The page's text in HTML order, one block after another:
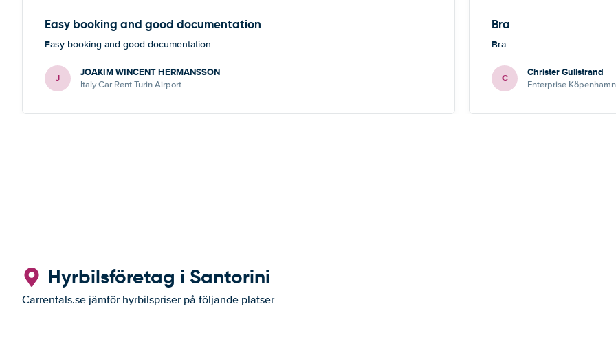
Easy booking and good documentation
Easy booking and good documentation
J JOAKIM WINCENT HERMANSSON
Italy Car Rent Turin Airport
Bra
Bra
C Christer Gullstrand
Enterprise
Hyrbilsföretag i Santorini
Carrentals.se jämför hyrbilspriser på följande platser